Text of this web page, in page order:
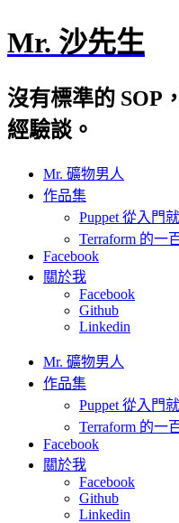
Mr. 沙先生
沒有標準的 SOP
經驗談。
Mr. 礦物男人
作品集
Puppet 從入門
Terraform 的一
Facebook
關於我
Facebook
Github
Linkedin
Mr. 礦物男人
作品集
Puppet 從入門
Terraform 的一
Facebook
關於我
Facebook
Github
Linkedin